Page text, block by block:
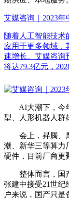
艾媒咨询｜2023
随着人工智能技术
应用于更多领域，
速增长。艾媒咨询
将达79.3亿元，
AI大潮下，今年
型、人形机器人群
会上，昇腾、摩
潮、新华三等算力
硬件，目前厂商更
整体而言，国产
张建中接受21世纪
户来说，国产只